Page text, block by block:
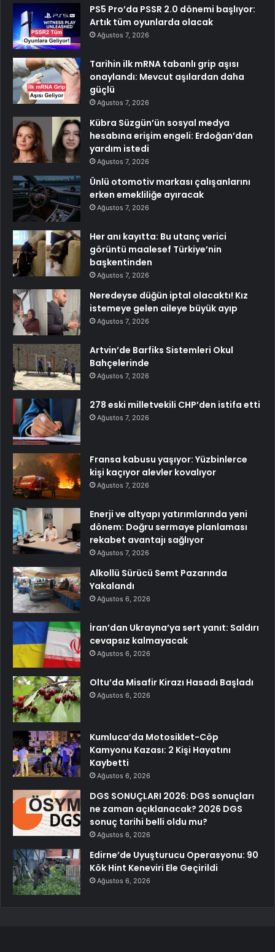
PS5 Pro’da PSSR 2.0 dönemi başlıyor:
Artık tüm oyunlarda olacak
Ağustos 7, 2026
Tarihin ilk mRNA tabanlı grip aşısı
onaylandı: Mevcut aşılardan daha
güçlü
Ağustos 7, 2026
Kübra Süzgün’ün sosyal medya
hesabına erişim engeli: Erdoğan’dan
yardım istedi
Ağustos 7, 2026
Ünlü otomotiv markası çalışanlarını
erken emekliliğe ayıracak
Ağustos 7, 2026
Her anı kayıtta: Bu utanç verici
görüntü maalesef Türkiye’nin
başkentinden
Ağustos 7, 2026
Neredeyse düğün iptal olacaktı! Kız
istemeye gelen aileye büyük ayıp
Ağustos 7, 2026
Artvin’de Barfiks Sistemleri Okul
Bahçelerinde
Ağustos 7, 2026
278 eski milletvekili CHP’den istifa etti
Ağustos 7, 2026
Fransa kabusu yaşıyor: Yüzbinlerce
kişi kaçıyor alevler kovalıyor
Ağustos 7, 2026
Enerji ve altyapı yatırımlarında yeni
dönem: Doğru sermaye planlaması
rekabet avantajı sağlıyor
Ağustos 7, 2026
Alkollü Sürücü Semt Pazarında
Yakalandı
Ağustos 6, 2026
İran’dan Ukrayna’ya sert yanıt: Saldırı
cevapsız kalmayacak
Ağustos 6, 2026
Oltu’da Misafir Kirazı Hasadı Başladı
Ağustos 6, 2026
Kumluca’da Motosiklet-Cöp
Kamyonu Kazası: 2 Kişi Hayatını
Kaybetti
Ağustos 6, 2026
DGS SONUÇLARI 2026: DGS sonuçları
ne zaman açıklanacak? 2026 DGS
sonuç tarihi belli oldu mu?
Ağustos 6, 2026
Edirne’de Uyuşturucu Operasyonu: 90
Kök Hint Keneviri Ele Geçirildi
Ağustos 6, 2026